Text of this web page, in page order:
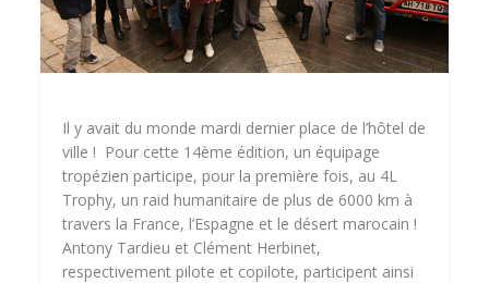
Il y avait du monde mardi dernier place de l’hôtel de
ville ! Pour cette 14ème édition, un équipage
tropézien participe, pour la première fois, au 4L
Trophy, un raid humanitaire de plus de 6000 km à
travers la France, l’Espagne et le désert marocain !
Antony Tardieu et Clément Herbinet,
respectivement pilote et copilote, participent ainsi